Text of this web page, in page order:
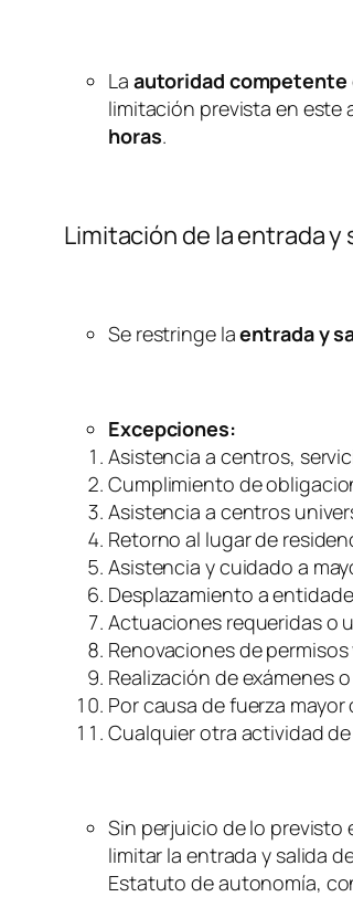
La autoridad competente
limitación prevista en este
horas.
Limitación de la entrada
Se restringe laentrada y
Excepciones:
Asistencia a centros,
Cumplimiento de
Asistencia a centros
Retorno al lugar de
Asistencia y cuidado a
Desplazamiento a
Actuaciones requeridas o
Renovaciones de
Realización de exámenes
Por causa de fuerza
Cualquier otra actividad
Sin perjuicio de lo
limitar la entrada y salida
Estatuto de autonomía,